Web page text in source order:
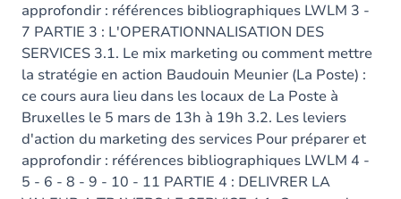
approfondir : références bibliographiques LWLM 3 -
7 PARTIE 3 : L'OPERATIONNALISATION DES
SERVICES 3.1. Le mix marketing ou comment mettre
la stratégie en action Baudouin Meunier (La Poste) :
ce cours aura lieu dans les locaux de La Poste à
Bruxelles le 5 mars de 13h à 19h 3.2. Les leviers
d'action du marketing des services Pour préparer et
approfondir : références bibliographiques LWLM 4 -
5 - 6 - 8 - 9 - 10 - 11 PARTIE 4 : DELIVRER LA